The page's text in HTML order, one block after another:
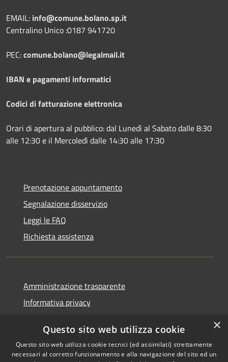
EMAIL: info@comune.bolano.sp.it
Centralino Unico :0187 941720
PEC:comune.bolano@legalmail.it
IBAN e pagamenti informatici
Codici di fatturazione elettronica
Orari di apertura al pubblico: dal Lunedì al Sabato dalle 8:30
alle 12:30 e il Mercoledì dalle 14:30 alle 17:30
Prenotazione appuntamento
Segnalazione disservizio
Leggi le FAQ
Richiesta assistenza
Amministrazione trasparente
Informativa privacy
Dichiarazione di accessibilità
×
Questo sito web utilizza cookie
Questo sito web utilizza cookie tecnici (ed assimilati) strettamente
necessari al corretto funzionamento e alla navigazione del sito ed un